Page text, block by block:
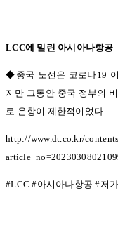
LCC에 밀린 아시아나항공
◆중국 노선은 코로나19
지만 그동안 중국 정부의
로 운항이 제한적이었다.
http://www.dt.co.kr/
#LCC #아시아나항공#저